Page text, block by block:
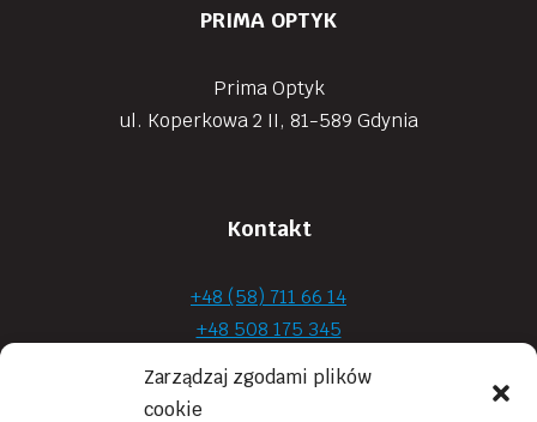
Zarządzaj zgodami plików
cookie
PRIMA OPTYK
Prima Optyk
ul. Koperkowa 2 II, 81-589 Gdynia
Kontakt
+48 (58) 711 66 14
+48 508 175 345
+48 720 870 590
prima.optyk@gmail.com